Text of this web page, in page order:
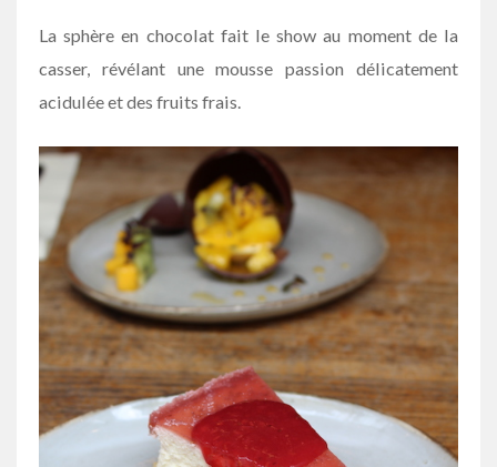
La sphère en chocolat fait le show au moment de la
casser, révélant une mousse passion délicatement
acidulée et des fruits frais.